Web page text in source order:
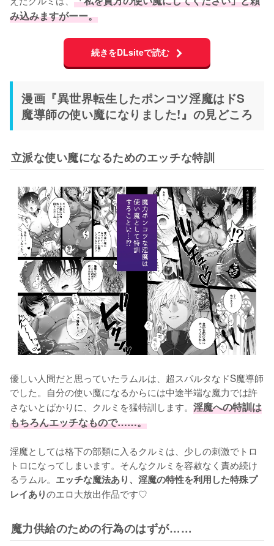
み込みますがーー。
続きをDLsiteで読む
漫画『異世界転生したポンコツ淫魔はドS
魔導師の使い魔になりました!』の見どころ
立派な使い魔になるためのエッチな特訓
優しい人間だと思っていたラムルは、超スパルタなドS魔導師
でした。自分の使い魔になるからには中途半端な魔力では許
さないとばかりに、クルミを猛特訓します。 淫魔への特訓は
もちろんエッチなもので……。
淫魔としては格下の部類に入るクルミは、少しの刺激でトロ
トロになってしまいます。そんなクルミを容赦なく責め続け
るラムル。 エッチな魔法あり、淫魔の特性を利用した特殊プ
レイありのエロ大放出作品です♡
魔力供給のための行為のはずが……